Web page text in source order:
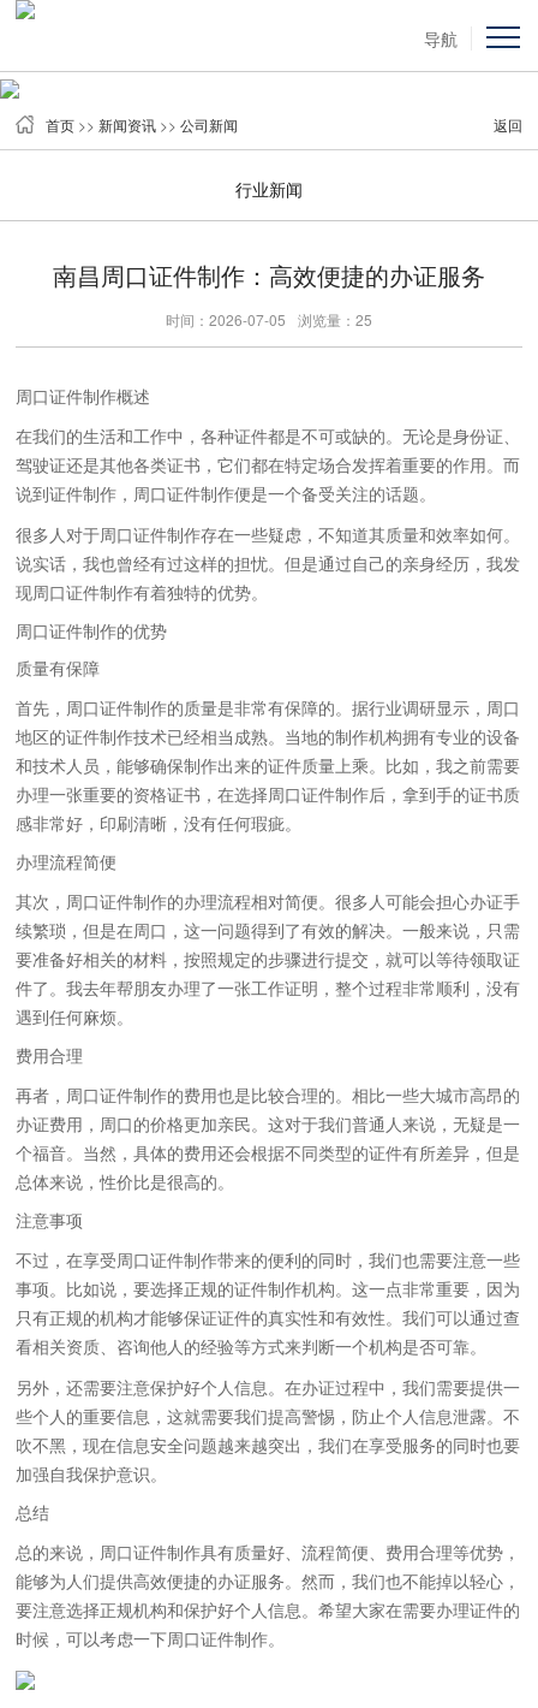
导航
首页 >>新闻资讯 >>公司新闻 返回
行业新闻
南昌周口证件制作：高效便捷的办证服务
时间：2026-07-05 浏览量：25
周口证件制作概述
在我们的生活和工作中，各种证件都是不可或缺的。无论是身份证、
驾驶证还是其他各类证书，它们都在特定场合发挥着重要的作用。而
说到证件制作，周口证件制作便是一个备受关注的话题。
很多人对于周口证件制作存在一些疑虑，不知道其质量和效率如何。
说实话，我也曾经有过这样的担忧。但是通过自己的亲身经历，我发
现周口证件制作有着独特的优势。
周口证件制作的优势
质量有保障
首先，周口证件制作的质量是非常有保障的。据行业调研显示，周口
地区的证件制作技术已经相当成熟。当地的制作机构拥有专业的设备
和技术人员，能够确保制作出来的证件质量上乘。比如，我之前需要
办理一张重要的资格证书，在选择周口证件制作后，拿到手的证书质
感非常好，印刷清晰，没有任何瑕疵。
办理流程简便
其次，周口证件制作的办理流程相对简便。很多人可能会担心办证手
续繁琐，但是在周口，这一问题得到了有效的解决。一般来说，只需
要准备好相关的材料，按照规定的步骤进行提交，就可以等待领取证
件了。我去年帮朋友办理了一张工作证明，整个过程非常顺利，没有
遇到任何麻烦。
费用合理
再者，周口证件制作的费用也是比较合理的。相比一些大城市高昂的
办证费用，周口的价格更加亲民。这对于我们普通人来说，无疑是一
个福音。当然，具体的费用还会根据不同类型的证件有所差异，但是
总体来说，性价比是很高的。
注意事项
不过，在享受周口证件制作带来的便利的同时，我们也需要注意一些
事项。比如说，要选择正规的证件制作机构。这一点非常重要，因为
只有正规的机构才能够保证证件的真实性和有效性。我们可以通过查
看相关资质、咨询他人的经验等方式来判断一个机构是否可靠。
另外，还需要注意保护好个人信息。在办证过程中，我们需要提供一
些个人的重要信息，这就需要我们提高警惕，防止个人信息泄露。不
吹不黑，现在信息安全问题越来越突出，我们在享受服务的同时也要
加强自我保护意识。
总结
总的来说，周口证件制作具有质量好、流程简便、费用合理等优势，
能够为人们提供高效便捷的办证服务。然而，我们也不能掉以轻心，
要注意选择正规机构和保护好个人信息。希望大家在需要办理证件的
时候，可以考虑一下周口证件制作。